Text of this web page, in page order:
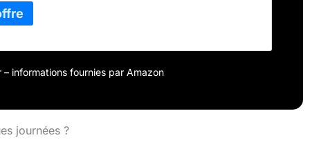
oreillers peuvent être facilement montés sur le
chaise. ✔ INNOVANT: Il est équipé des dernières
MULTIFONCTIONNEL: La chaise vous offre de
plage de 480 à 520 millimètres.
informations fournies par Amazon
journées ?